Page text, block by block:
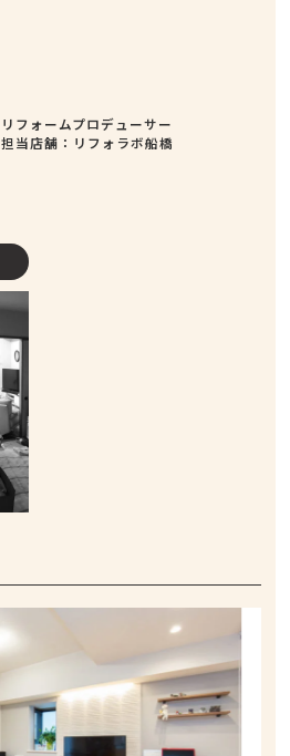
リフォームプロデューサー
担当店舗：リフォラボ船橋